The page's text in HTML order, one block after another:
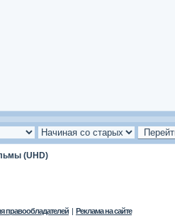
(UHD)
правообладателей | Реклама на сайте